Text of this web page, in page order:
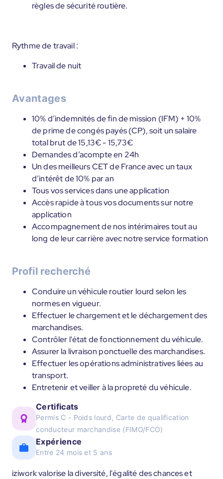
règles de sécurité routière.
Rythme de travail :
Travail de nuit
Avantages
10% d’indemnités de fin de mission (IFM) + 10%
de prime de congés payés (CP), soit un salaire
total brut de 15,13€ - 15,73€
Demandes d’acompte en 24h
Un des meilleurs CET de France avec un taux
d’intérêt de 10% par an
Tous vos services dans une application
Accès rapide à tous vos documents sur notre
application
Accompagnement de nos intérimaires tout au
long de leur carrière avec notre service formation
Profil recherché
Conduire un véhicule routier lourd selon les
normes en vigueur.
Effectuer le chargement et le déchargement des
marchandises.
Contrôler l'état de fonctionnement du véhicule.
Assurer la livraison ponctuelle des marchandises.
Effectuer les opérations administratives liées au
transport.
Entretenir et veiller à la propreté du véhicule.
Certificats
Permis C - Poids lourd, Carte de qualification
conducteur marchandise (FIMO/FCO)
Expérience
Entre 24 mois et 5 ans
iziwork valorise la diversité, l'égalité des chances et